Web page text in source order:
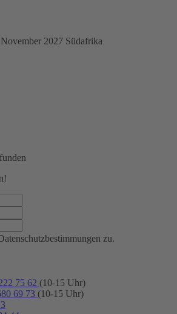
2027 Südafrika
zu.
75 62 (10-15 Uhr)
69 73 (10-15 Uhr)